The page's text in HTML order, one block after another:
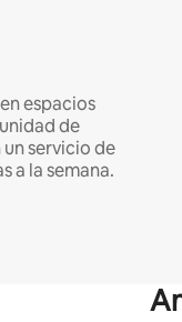
espacios
de
servicio de
a la semana.